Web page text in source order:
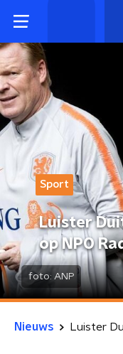
Sport
Luister
op NPO
foto: ANP
Nieuws